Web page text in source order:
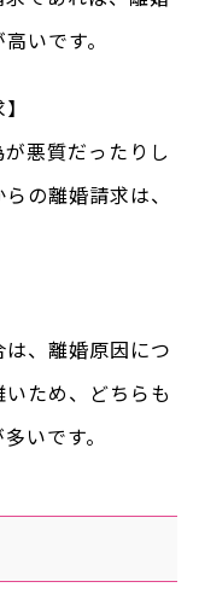
いです。
悪質だったりし
の離婚請求は、
、離婚原因につ
ため、どちらも
いです。